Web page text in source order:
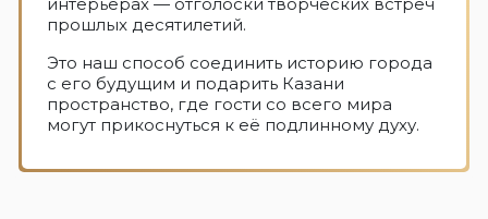
прошлых десятилетий.
Это наш способ соединить историю города
с его будущим и подарить Казани
пространство, где гости со всего мира
могут прикоснуться к её подлинному духу.